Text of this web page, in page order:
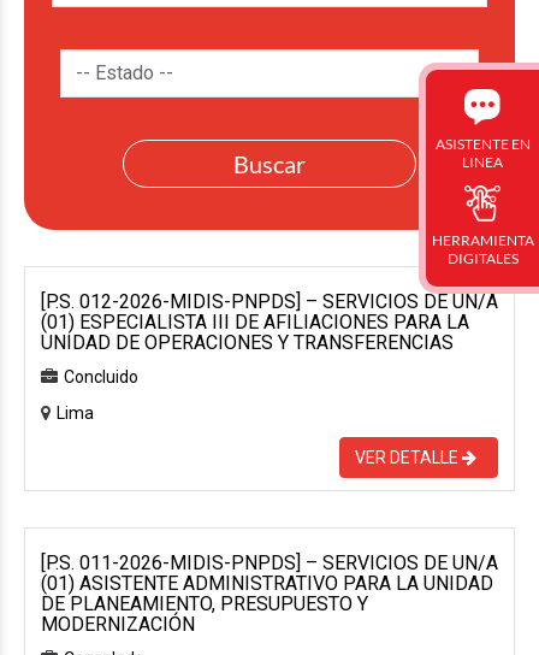
[P.S. 012-2026-MIDIS-PNPDS] – SERVICIOS DE UN/A
(01) ESPECIALISTA III DE AFILIACIONES PARA LA
UNIDAD DE OPERACIONES Y TRANSFERENCIAS
Concluido
Lima
VER DETALLE
[P.S. 011-2026-MIDIS-PNPDS] – SERVICIOS DE UN/A
(01) ASISTENTE ADMINISTRATIVO PARA LA UNIDAD
DE PLANEAMIENTO, PRESUPUESTO Y
MODERNIZACIÓN
ASISTENTE EN
LINEA
HERRAMIENTA
DIGITALES